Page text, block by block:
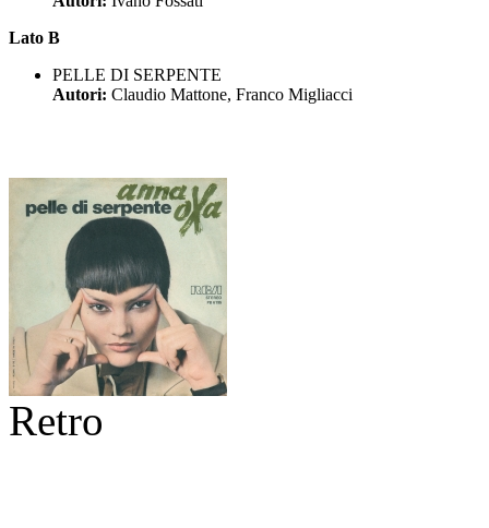
Lato B
PELLE DI SERPENTE
Autori: Claudio Mattone, Franco Migliacci
Retro